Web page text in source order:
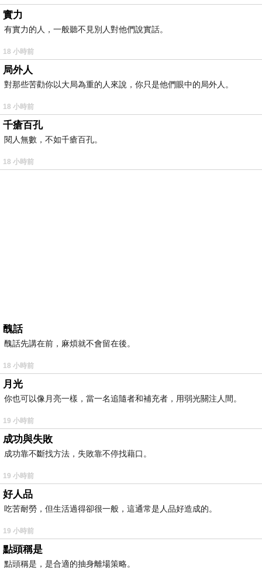
實力
有實力的人，一般聽不見別人對他們說實話。
18 小時前
局外人
對那些苦勸你以大局為重的人來說，你只是他們眼中的局外人。
18 小時前
千瘡百孔
閱人無數，不如千瘡百孔。
18 小時前
醜話
醜話先講在前，麻煩就不會留在後。
18 小時前
月光
你也可以像月亮一樣，當一名追隨者和補充者，用弱光關注人間。
19 小時前
成功與失敗
成功靠不斷找方法，失敗靠不停找藉口。
19 小時前
好人品
吃苦耐勞，但生活過得卻很一般，這通常是人品好造成的。
19 小時前
點頭稱是
點頭稱是，是合適的抽身離場策略。